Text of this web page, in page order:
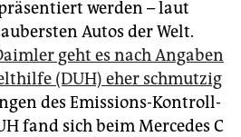
werden – laut
Autos der Welt.
geht es nach Angaben
(DUH) eher schmutzig
des Emissions-Kontroll-
fand sich beim Mercedes C